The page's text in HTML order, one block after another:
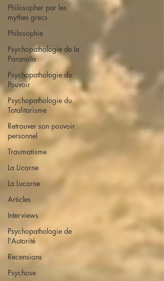
Philosopher par les
mythes grecs
Philosophie
Psychopathologie de la
Paranoïa
Psychopathologie du
Pouvoir
Psychopathologie du
Totalitarisme
Retrouver son pouvoir
personnel
Traumatisme
La Licorne
La Lucarne
Articles
Interviews
Psychopathologie de
l'Autorité
Recensions
Psychose